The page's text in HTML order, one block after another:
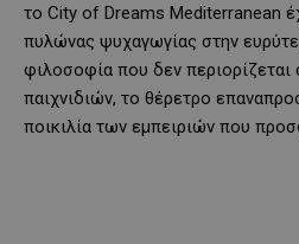
το City of Dreams Mediterranean
πυλώνας ψυχαγωγίας στην
φιλοσοφία που δεν
παιχνιδιών, το θέρετρο
ποικιλία των εμπειριών που